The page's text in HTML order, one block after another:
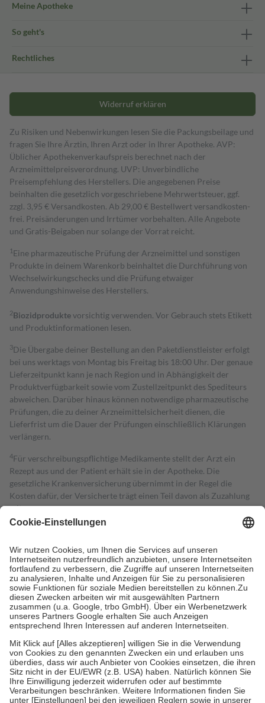
Meine Apotheke
So geht's
Rechtliches
Widerruf erklären
Zu Risiken und Nebenwirkungen lesen Sie die Packungsbeilage und
fragen Sie Ihre Ärztin, Ihren Arzt oder in Ihrer Apotheke. AVP:
Üblicher Apothekenverkaufspreis berechnet nach der
Arzneimittelpreisverordnung. UVP: Unverbindliche
Preisempfehlung des Herstellers. Die angegebenen Preise
beinhalten die gesetzlich vorgeschriebene Mehrwertsteuer, ggf.
zzgl. 3,95 € Versandkosten. Ab 29,00 € Bestell­wert versand­kosten­
frei. Preisänderungen und Irrtümer vorbehalten. Alle Angebote
und Gratis-Beigaben nur solange der Vorrat reicht.
1 Eine pharmazeutische Prüfung der Arzneimittel und sonstigen
Produkte in deinem Warenkorb beinhaltet die Durchführung von
Wechselwirkungschecks und die Prüfung etwaiger
Anwendungshinweise des Herstellers.
2Biozidproduktevorsichtig verwenden. Vor Gebrauch stets Etikett
und Produktinformationen lesen.
3Die Übergabe deiner Bestellung an den Paketdienstleister erfolgt
bei uns werktags von Montag bis Freitag bis 18:00 Uhr. Der genaue
Lieferzeitpunkt kann je nach Region und in Abhängigkeit der
Produktverfügbarkeit sowie vom Zustellzeitpunkt des Spediteurs
abweichen. Darüber hinaus können notwendige pharmazeutische
Prüfungen, die zu deiner Arzneimittelsicherheit dienen, die
Lieferfrist um die Dauer der Prüfungen einschließlich Klärungen
verlängern.
4Für verschreibungspflichtige Medikamente stellt der Arzt ein
Rezept aus und der Patient erhält sie in der Apotheke. Die
gesetzliche Krankenversicherung übernimmt in der Regel die
Kosten dafür, der Versicherte trägt einen Teil davon als Zuzahlung
mit.
Grundsätzlich leisten Mitglieder Zuzahlungen in Höhe von zehn
höchstens zehn Euro.
Es sind jedoch nie mehr als die tatsächlichen
Kosten der Leistung zu entrichten.
Diese Regeln gelten grundsätzlich auch für Online-Apotheken.
Bei Heilmitteln und häuslicher Krankenpflege beträgt die
Zuzahlung zehn Prozent der Kosten sowie zehn Euro je
Verordnung.
Um das Engagement der Versicherten für ihre eigene Gesundheit zu
stärken und die besondere Stellung der Familie zu unterstützen,
fallenkeine Zuzahlungenan bei:
• Kindern und Jugendlichen bis zum vollendeten 18. Lebensjahr
mit Ausnahme der Fahrkosten
• Untersuchungen zur Vorsorge und Früherkennung, die von der
GKV getragen werden